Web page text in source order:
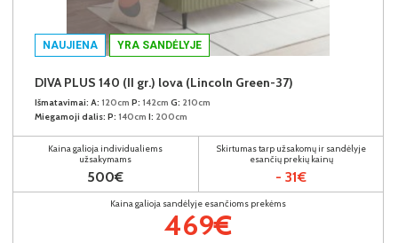
NAUJIENA YRA SANDĖLYJE
DIVA PLUS 140 (II gr.) lova (Lincoln Green-37)
Išmatavimai: A: 120cm P: 142cm G: 210cm
Miegamoji dalis: P: 140cm I: 200cm
Kaina galioja individualiems
užsakymams
500€
Skirtumas tarp užsakomų ir sandėlyje
esančių prekių kainų
- 31€
Kaina galioja sandėlyje esančioms prekėms
469€